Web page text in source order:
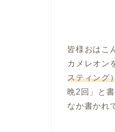
皆様おはこ
カメレオン
スティング
晩2回」と
なか書かれ